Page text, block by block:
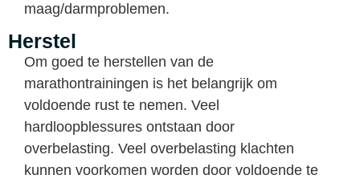
maag/darmproblemen.
Herstel
Om goed te herstellen van de
marathontrainingen is het belangrijk om
voldoende rust te nemen. Veel
hardloopblessures ontstaan door
overbelasting. Veel overbelasting klachten
kunnen voorkomen worden door voldoende te